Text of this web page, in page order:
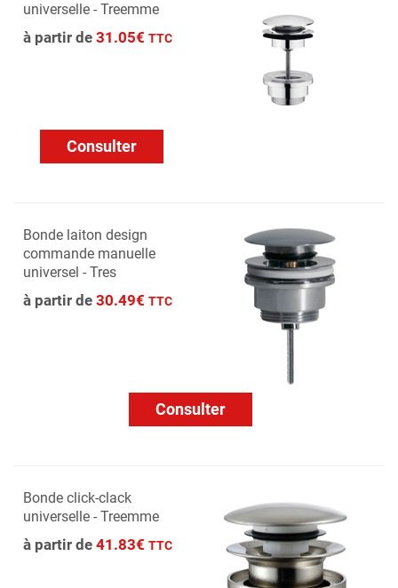
universelle - Treemme
à partir de 31.05€ TTC
Consulter
Bonde laiton design
commande manuelle
universel - Tres
à partir de 30.49€ TTC
Consulter
Bonde click-clack
universelle - Treemme
à partir de 41.83€ TTC